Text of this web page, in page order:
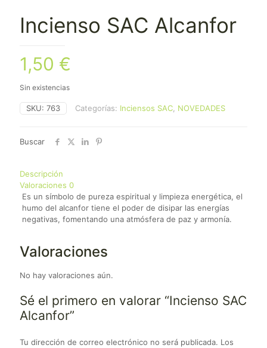
Incienso SAC Alcanfor
1,50 €
Sin existencias
SKU: 763 Categorías: Inciensos SAC, NOVEDADES
Buscar
Descripción
Valoraciones 0
Es un símbolo de pureza espiritual y limpieza energética, el
humo del alcanfor tiene el poder de disipar las energías
negativas, fomentando una atmósfera de paz y armonía.
Valoraciones
No hay valoraciones aún.
Sé el primero en valorar “Incienso SAC
Alcanfor”
Tu dirección de correo electrónico no será publicada. Los